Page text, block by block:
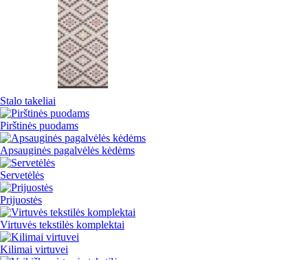
Stalo takeliai
Pirštinės puodams
Apsauginės pagalvėlės kėdėms
Servetėlės
Prijuostės
Virtuvės tekstilės komplektai
Kilimai virtuvei